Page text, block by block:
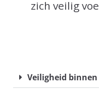
zich veilig
Veiligheid